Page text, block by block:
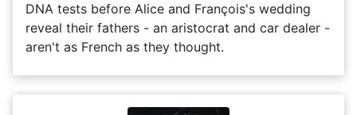
DNA tests before Alice and François's wedding
reveal their fathers - an aristocrat and car dealer -
aren't as French as they thought.